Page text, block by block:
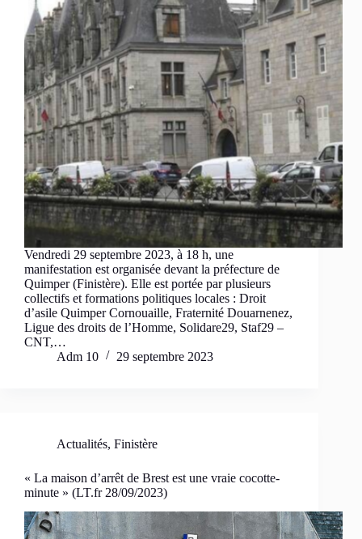
Vendredi 29 septembre 2023, à 18 h, une
manifestation est organisée devant la préfecture de
Quimper (Finistère). Elle est portée par plusieurs
collectifs et formations politiques locales : Droit
d’asile Quimper Cornouaille, Fraternité Douarnenez,
Ligue des droits de l’Homme, Solidare29, Staf29 –
CNT,…
Adm 10
29 septembre 2023
Actualités, Finistère
« La maison d’arrêt de Brest est une vraie cocotte-
minute » (LT.fr 28/09/2023)